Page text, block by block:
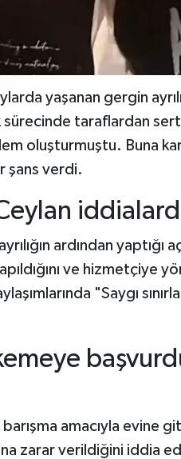
yaşanan gergin
sürecinde taraflardan
oluşturmuştu. Buna
şans verdi.
ardından yaptığı
ve hizmetçiye
"Saygı
amacıyla evine
zarar verildiğini iddia